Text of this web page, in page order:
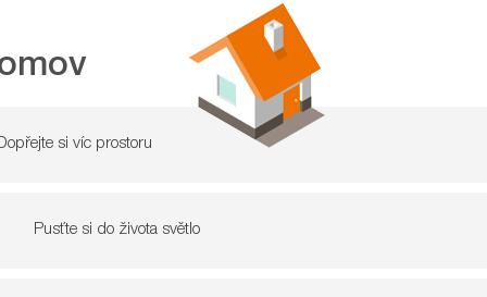
si víc prostoru
Pusťte si do života světlo